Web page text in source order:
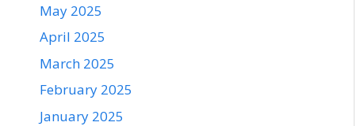
May 2025
April 2025
March 2025
February 2025
January 2025